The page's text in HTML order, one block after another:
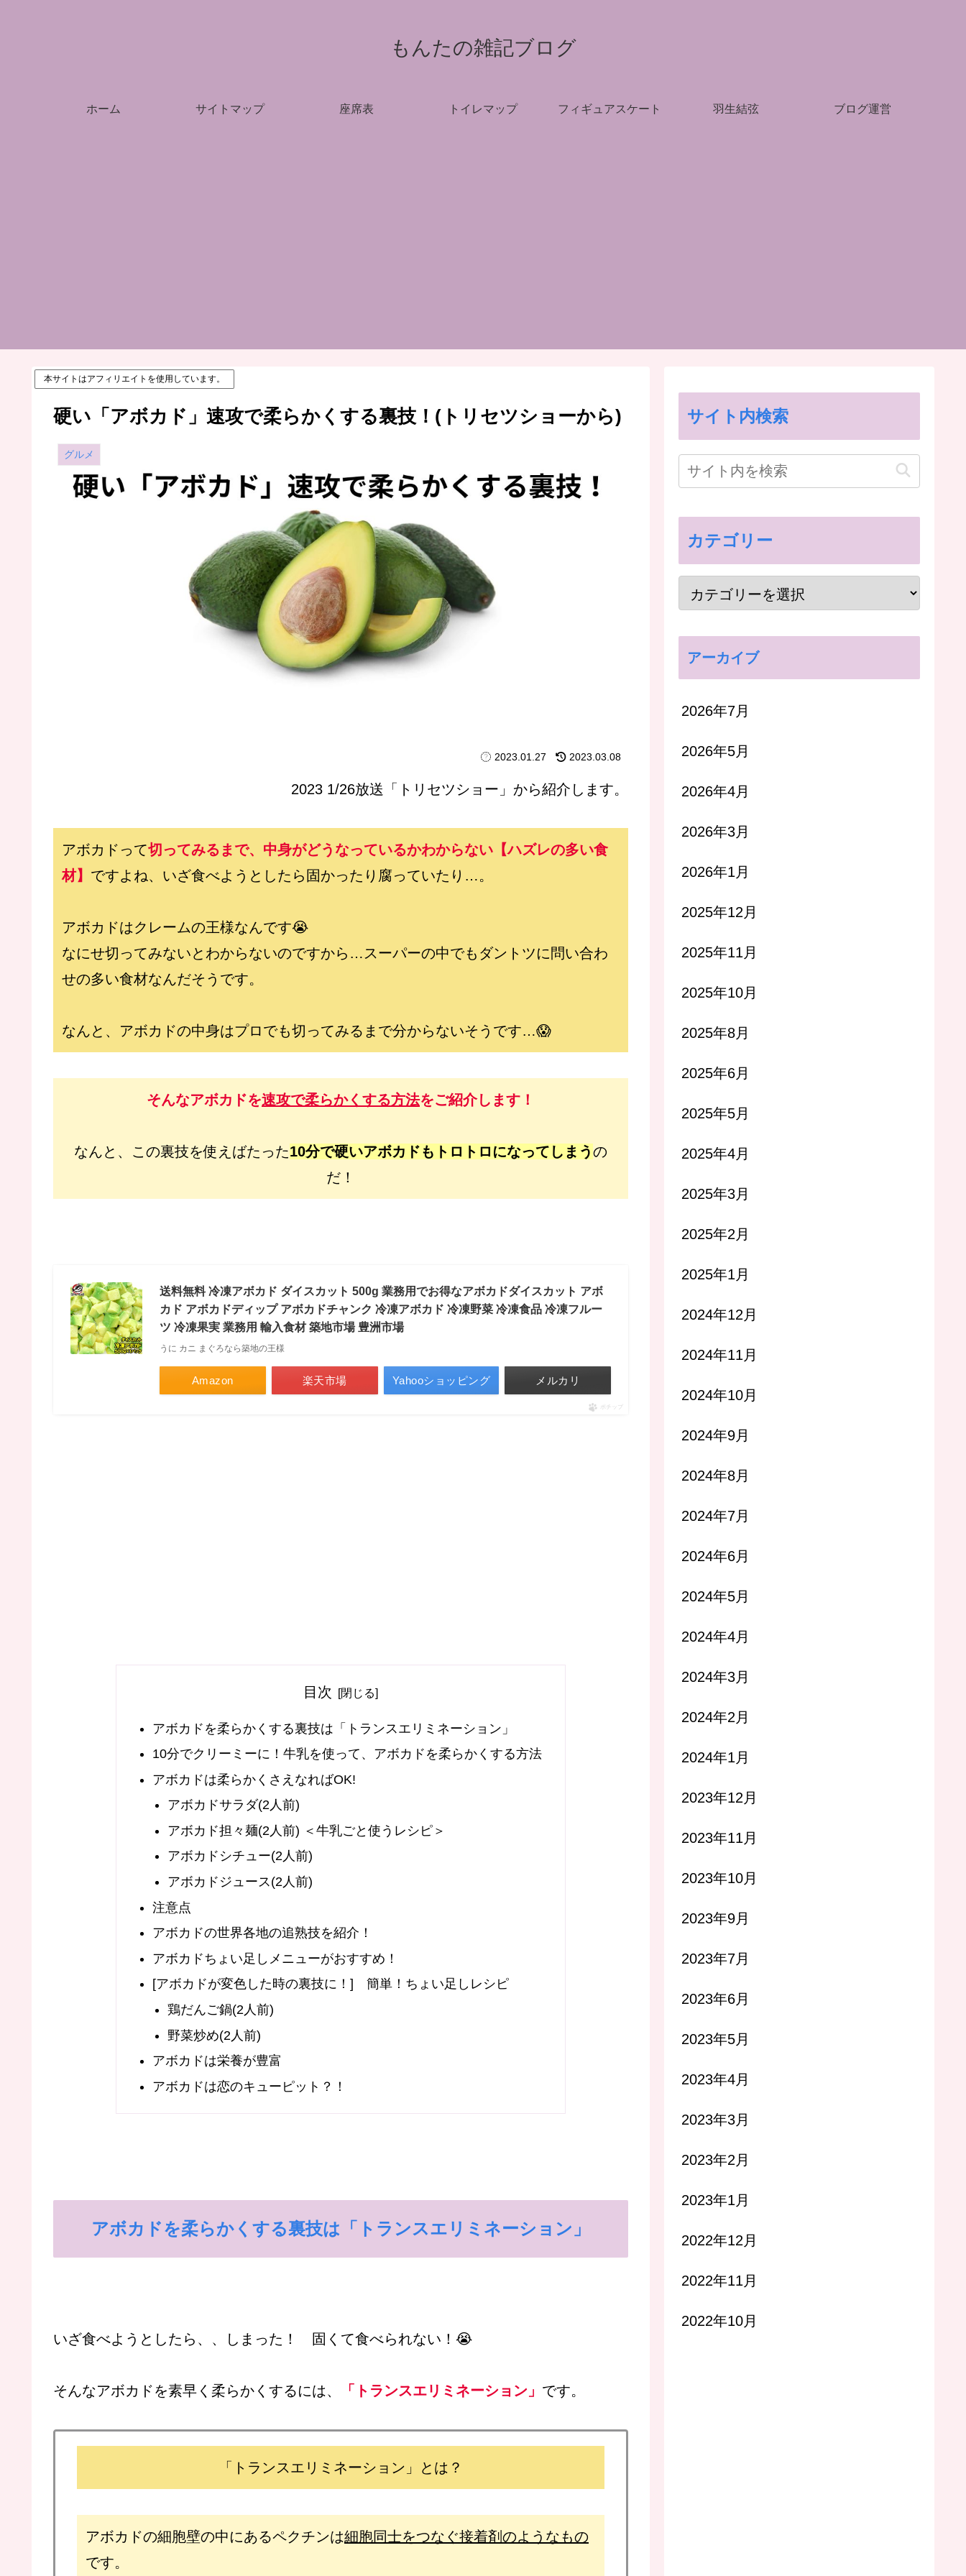
もんたの雑記ブログ
ホーム サイトマップ 座席表 トイレマップ フィギュアスケート 羽生結弦 ブログ運営
本サイトはアフィリエイトを使用しています。
硬い「アボカド」速攻で柔らかくする裏技！(トリセツショーから)
グルメ
2023.01.27 2023.03.08
2023 1/26放送「トリセツショー」から紹介します。
アボカドって切ってみるまで、中身がどうなっているかわからない【ハズレの多い食
材】 ですよね、いざ食べようとしたら固かったり腐っていたり…。
アボカドはクレームの王様なんです😭
なにせ切ってみないとわからないのですから…スーパーの中でもダントツに問い合わ
せの多い食材なんだそうです。
なんと、アボカドの中身はプロでも切ってみるまで分からないそうです…😱
そんなアボカドを速攻で柔らかくする方法をご紹介します！
なんと、この裏技を使えばたった10分で硬いアボカドもトロトロになってしまうの
だ！
送料無料 冷凍アボカド ダイスカット 500g 業務用でお得なアボカドダイスカット アボ
カド アボカドディップ アボカドチャンク 冷凍アボカド 冷凍野菜 冷凍食品 冷凍フルー
ツ 冷凍果実 業務用 輸入食材 築地市場 豊洲市場
うに カニ まぐろなら築地の王様
Amazon 楽天市場 Yahooショッピング メルカリ
ポチップ
目次
アボカドを柔らかくする裏技は「トランスエリミネーション」
10分でクリーミーに！牛乳を使って、アボカドを柔らかくする方法
アボカドは柔らかくさえなればOK!
アボカドサラダ(2人前)
アボカド担々麺(2人前) ＜牛乳ごと使うレシピ＞
アボカドシチュー(2人前)
アボカドジュース(2人前)
注意点
アボカドの世界各地の追熟技を紹介！
アボカドちょい足しメニューがおすすめ！
[アボカドが変色した時の裏技に！] 簡単！ちょい足しレシピ
鶏だんご鍋(2人前)
野菜炒め(2人前)
アボカドは栄養が豊富
アボカドは恋のキューピット？！
アボカドを柔らかくする裏技は「トランスエリミネーション」
いざ食べようとしたら、、しまった！ 固くて食べられない！😭
そんなアボカドを素早く柔らかくするには、 「トランスエリミネーション」 です。
「トランスエリミネーション」とは？
アボカドの細胞壁の中にあるペクチンは細胞同士をつなぐ接着剤のようなもの
です。
サイト内検索
カテゴリー
アーカイブ
2026年7月
2026年5月
2026年4月
2026年3月
2026年1月
2025年12月
2025年11月
2025年10月
2025年8月
2025年6月
2025年5月
2025年4月
2025年3月
2025年2月
2025年1月
2024年12月
2024年11月
2024年10月
2024年9月
2024年8月
2024年7月
2024年6月
2024年5月
2024年4月
2024年3月
2024年2月
2024年1月
2023年12月
2023年11月
2023年10月
2023年9月
2023年7月
2023年6月
2023年5月
2023年4月
2023年3月
2023年2月
2023年1月
2022年12月
2022年11月
2022年10月